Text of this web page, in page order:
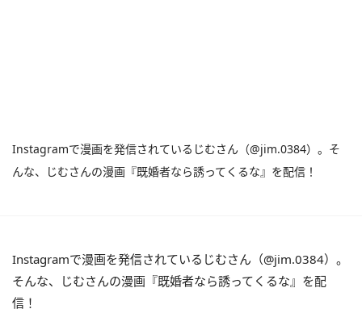
Instagramで漫画を発信されているじむさん（@jim.0384）。そ
んな、じむさんの漫画『既婚者なら誘ってくるな』を配信！
Instagramで漫画を発信されているじむさん（@jim.0384）。
そんな、じむさんの漫画『既婚者なら誘ってくるな』を配
信！